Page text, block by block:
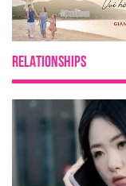
RELATIONSHIPS